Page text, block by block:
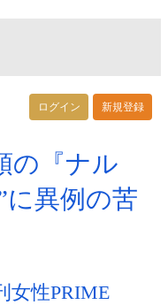
ログイン 新規登録
の『ナル
に異例の苦
女性PRIME